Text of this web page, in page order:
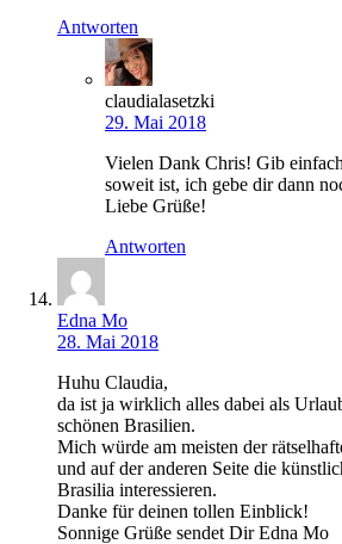
Antworten
claudialasetzki
29. Mai 2018
Vielen Dank Chris! Gib
soweit ist, ich gebe dir dann
Liebe Grüße!
Antworten
Edna Mo
28. Mai 2018
Huhu Claudia,
da ist ja wirklich alles dabei als
schönen Brasilien.
Mich würde am meisten der
und auf der anderen Seite die
Brasilia interessieren.
Danke für deinen tollen Einblick!
Sonnige Grüße sendet Dir Edna Mo